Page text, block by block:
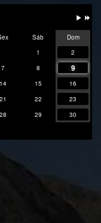
Ano
Mês
Sáb
Dom
1
2
7 8 9
14 15
16
21 22
23
28 29
30